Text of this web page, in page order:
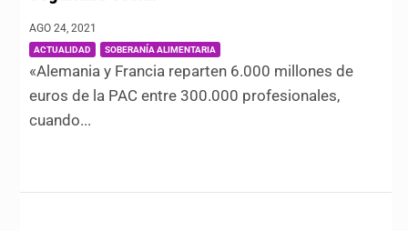
AGO 24, 2021
ACTUALIDAD SOBERANÍA ALIMENTARIA
«Alemania y Francia reparten 6.000 millones de
euros de la PAC entre 300.000 profesionales,
cuando...